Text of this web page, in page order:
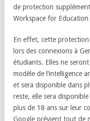
de protection
Workspace for
En effet, cette
lors des connexions à
étudiants. Elles ne
modèle de l’intelligence
et sera disponible dans
reste, elle sera
plus de 18 ans sur leur
Google prévient tout de